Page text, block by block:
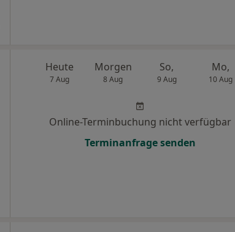
Heute
7 Aug
Morgen
8 Aug
So,
9 Aug
Mo,
10 Aug
Online-Terminbuchung nicht verfügbar
Terminanfrage senden